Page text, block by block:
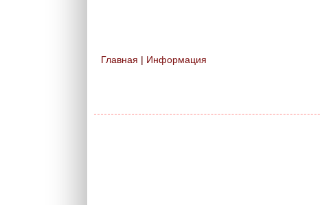
Вы здесь
Главная | Информация